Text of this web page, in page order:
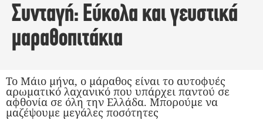
Συνταγή: Εύκολα και γευστικά
μαραθοπιτάκια
Το Μάιο μήνα, ο μάραθος είναι το αυτοφυές
αρωματικό λαχανικό που υπάρχει παντού σε
αφθονία σε όλη την Ελλάδα. Μπορούμε να
μαζέψουμε μεγάλες ποσότητες